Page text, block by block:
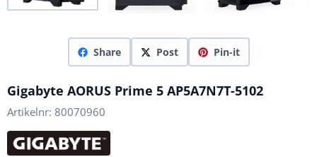
Share Post Pin-it
Gigabyte AORUS Prime 5 AP5A7N7T-5102
Artikelnr: 80070960